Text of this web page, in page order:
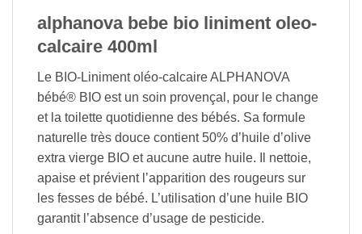
alphanova bebe bio liniment oleo-
calcaire 400ml
Le BIO-Liniment oléo-calcaire ALPHANOVA
bébé® BIO est un soin provençal, pour le change
et la toilette quotidienne des bébés. Sa formule
naturelle très douce contient 50% d’huile d’olive
extra vierge BIO et aucune autre huile. Il nettoie,
apaise et prévient l’apparition des rougeurs sur
les fesses de bébé. L’utilisation d’une huile BIO
garantit l’absence d’usage de pesticide.